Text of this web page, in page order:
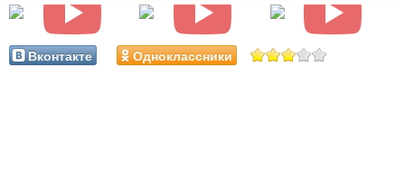
Вконтакте Одноклассники